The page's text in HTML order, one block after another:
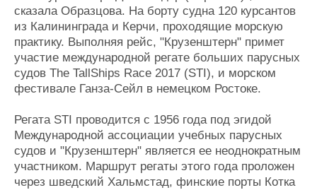
Конференции
Выставки и семинары
Личности
Словарь
Флот
Галерея флота
Форум
Отзывы
Все службы
сказала Образцова. На борту судна 120 курсантов
из Калининграда и Керчи, проходящие морскую
практику. Выполняя рейс, "Крузенштерн" примет
участие международной регате больших парусных
судов The TallShips Race 2017 (STI), и морском
фестивале Ганза-Сейл в немецком Ростоке.
Регата STI проводится с 1956 года под эгидой
Международной ассоциации учебных парусных
судов и "Крузенштерн" является ее неоднократным
участником. Маршрут регаты этого года проложен
через шведский Хальмстад, финские порты Котка